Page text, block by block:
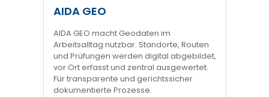
AIDA GEO
AIDA GEO macht Geodaten im
Arbeitsalltag nutzbar. Standorte, Routen
und Prüfungen werden digital abgebildet,
vor Ort erfasst und zentral ausgewertet.
Für transparente und gerichtssicher
dokumentierte Prozesse.